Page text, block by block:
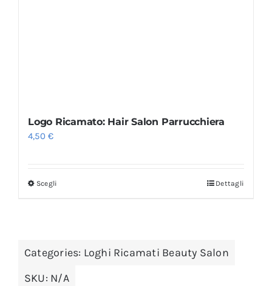
Logo Ricamato: Hair Salon Parrucchiera
4,50€
Scegli Dettagli
Categories: Loghi Ricamati Beauty Salon
SKU: N/A